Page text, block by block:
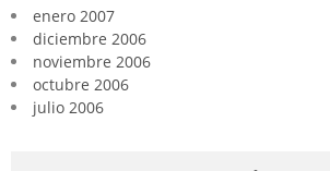
enero 2007
diciembre 2006
noviembre 2006
octubre 2006
julio 2006